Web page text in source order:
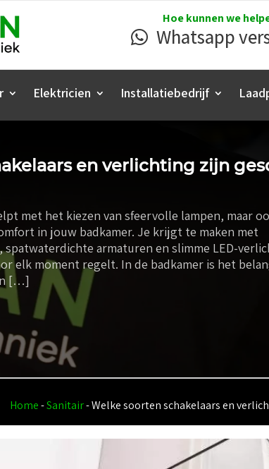
Hoe kunnen we
Whatsapp
Elektricien Installatiebedrijf
en verlichting zijn
met het kiezen van sfeervolle lampen, maar
in jouw badkamer. Je krijgt te maken met
spatwaterdichte armaturen en slimme LED-
elk moment regelt. In de badkamer is het
[…]
Home-Sanitair-Welke soorten schakelaars en